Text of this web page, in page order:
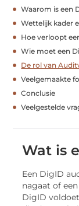
Waarom is een
Wettelijk kader
Hoe verloopt
Wie moet een
De rol van
Veelgemaakte
Conclusie
Veelgestelde
Wat is
Een DigID
nagaat of
DigID